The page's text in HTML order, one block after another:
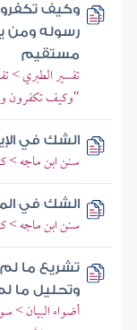
وكيف
رسوله ومن
مستقيم
تفسير الطبري >
"وكيف تكفرون
الشك في
سنن ابن ماجه >
الشك في
سنن ابن ماجه >
تشريع ما لم
وتحليل ما
أضواء البيان >